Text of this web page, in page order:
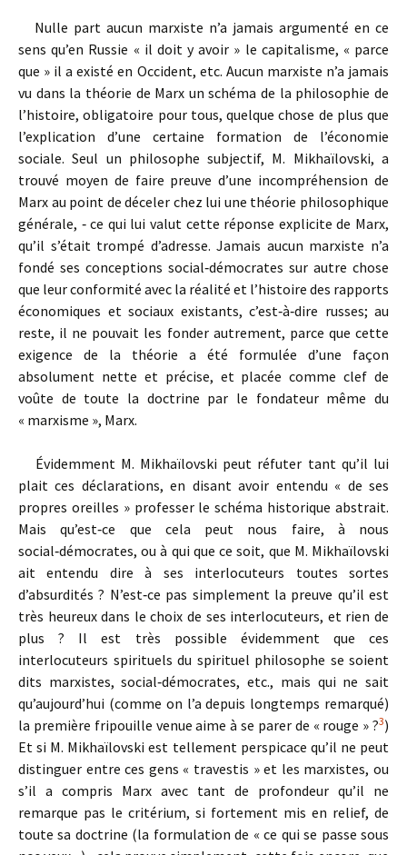
Nulle part aucun marxiste n’a jamais argumenté en ce
sens qu’en Russie « il doit y avoir » le capitalisme, « parce
que » il a existé en Occident, etc. Aucun marxiste n’a jamais
vu dans la théorie de Marx un schéma de la philosophie de
l’histoire, obligatoire pour tous, quelque chose de plus que
l’explication d’une certaine formation de l’économie
sociale. Seul un philosophe subjectif, M. Mikhaïlovski, a
trouvé moyen de faire preuve d’une incompréhension de
Marx au point de déceler chez lui une théorie philosophique
générale, ‑ ce qui lui valut cette réponse explicite de Marx,
qu’il s’était trompé d’adresse. Jamais aucun marxiste n’a
fondé ses conceptions social‑démocrates sur autre chose
que leur conformité avec la réalité et l’histoire des rapports
économiques et sociaux existants, c’est‑à‑dire russes; au
reste, il ne pouvait les fonder autrement, parce que cette
exigence de la théorie a été formulée d’une façon
absolument nette et précise, et placée comme clef de
voûte de toute la doctrine par le fondateur même du
« marxisme », Marx.
Évidemment M. Mikhaïlovski peut réfuter tant qu’il lui
plait ces déclarations, en disant avoir entendu « de ses
propres oreilles » professer le schéma historique abstrait.
Mais qu’est‑ce que cela peut nous faire, à nous
social‑démocrates, ou à qui que ce soit, que M. Mikhaïlovski
ait entendu dire à ses interlocuteurs toutes sortes
d’absurdités ? N’est‑ce pas simplement la preuve qu’il est
très heureux dans le choix de ses interlocuteurs, et rien de
plus ? Il est très possible évidemment que ces
interlocuteurs spirituels du spirituel philosophe se soient
dits marxistes, social‑démocrates, etc., mais qui ne sait
qu’aujourd’hui (comme on l’a depuis longtemps remarqué)
la première fripouille venue aime à se parer de « rouge » ?3)
Et si M. Mikhaïlovski est tellement perspicace qu’il ne peut
distinguer entre ces gens « travestis » et les marxistes, ou
s’il a compris Marx avec tant de profondeur qu’il ne
remarque pas le critérium, si fortement mis en relief, de
toute sa doctrine (la formulation de « ce qui se passe sous